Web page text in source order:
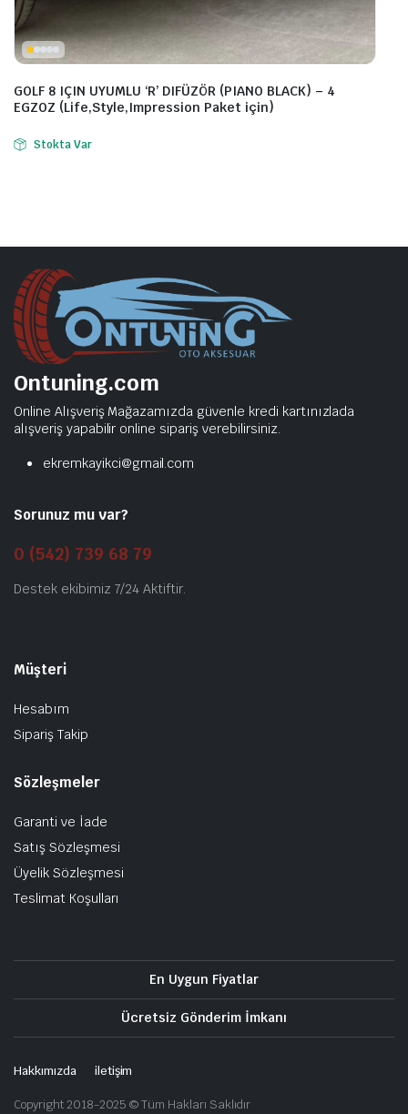
GOLF 8 IÇIN UYUMLU ‘R’ DIFÜZÖR (PIANO BLACK) – 4
EGZOZ (Life,Style,Impression Paket için)
Stokta Var
Ontuning.com
Online Alışveriş Mağazamızda güvenle kredi kartınızlada
alışveriş yapabilir online sipariş verebilirsiniz.
ekremkayikci@gmail.com
Sorunuz mu var?
0 (542) 739 68 79
Destek ekibimiz 7/24 Aktiftir.
Müşteri
Hesabım
Sipariş Takip
Sözleşmeler
Garanti ve İade
Satış Sözleşmesi
Üyelik Sözleşmesi
Teslimat Koşulları
En Uygun Fiyatlar
Ücretsiz Gönderim İmkanı
Hakkımızda iletişim
Copyright 2018-2025 © Tüm Hakları Saklıdır